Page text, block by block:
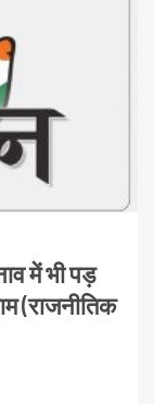
में भी पड़
(राजनीतिक